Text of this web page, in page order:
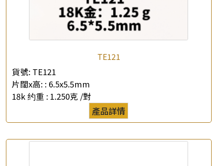
TE121
貨號: TE121
片闊x高: : 6.5x5.5mm
18k 约重 : 1.250克 /對
產品詳情